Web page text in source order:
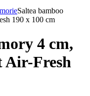
Saltea bamboo
190 x 100 cm
4 cm,
Air-Fresh